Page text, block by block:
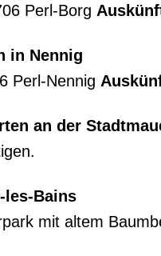
Perl-Borg
in Nennig
Perl-Nennig
an der
les-Bains
mit altem